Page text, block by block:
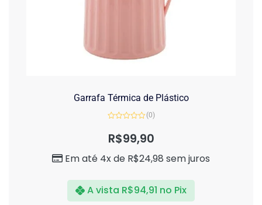
Garrafa Térmica de Plástico
de
(0)
R$99,90
Em até 4x de R$24,98 sem juros
A vista R$94,91 no Pix